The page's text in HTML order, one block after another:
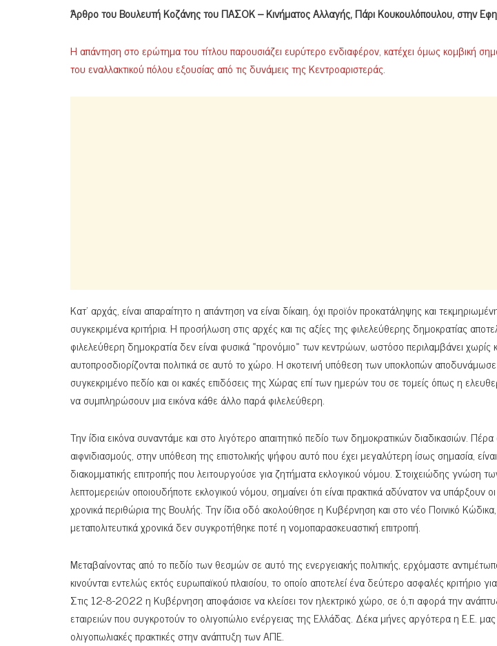
Άρθρο του Βουλευτή Κοζάνης του ΠΑΣΟΚ – Κινήματος Αλλαγής, Πάρι Κουκουλόπουλου, στην
Η απάντηση στο ερώτημα του τίτλου παρουσιάζει ευρύτερο ενδιαφέρον, κατέχει όμως κομβική
του εναλλακτικού πόλου εξουσίας από τις δυνάμεις της Κεντροαριστεράς.
Κατ’ αρχάς, είναι απαραίτητο η απάντηση να είναι δίκαιη, όχι προϊόν προκατάληψης και
συγκεκριμένα κριτήρια. Η προσήλωση στις αρχές και τις αξίες της φιλελεύθερης δημοκρατίας
φιλελεύθερη δημοκρατία δεν είναι φυσικά «προνόμιο» των κεντρώων, ωστόσο περιλαμβάνει χωρίς
αυτοπροσδιορίζονται πολιτικά σε αυτό το χώρο. Η σκοτεινή υπόθεση των υποκλοπών
συγκεκριμένο πεδίο και οι κακές επιδόσεις της Χώρας επί των ημερών του σε τομείς όπως η
να συμπληρώσουν μια εικόνα κάθε άλλο παρά φιλελεύθερη.
Την ίδια εικόνα συναντάμε και στο λιγότερο απαιτητικό πεδίο των δημοκρατικών διαδικασιών.
αιφνιδιασμούς, στην υπόθεση της επιστολικής ψήφου αυτό που έχει μεγαλύτερη ίσως σημασία,
διακομματικής επιτροπής που λειτουργούσε για ζητήματα εκλογικού νόμου. Στοιχειώδης γνώση
λεπτομερειών οποιουδήποτε εκλογικού νόμου, σημαίνει ότι είναι πρακτικά αδύνατον να υπάρξουν
χρονικά περιθώρια της Βουλής. Την ίδια οδό ακολούθησε η Κυβέρνηση και στο νέο Ποινικό
μεταπολιτευτικά χρονικά δεν συγκροτήθηκε ποτέ η νομοπαρασκευαστική επιτροπή.
Μεταβαίνοντας από το πεδίο των θεσμών σε αυτό της ενεργειακής πολιτικής, ερχόμαστε
κινούνται εντελώς εκτός ευρωπαϊκού πλαισίου, το οποίο αποτελεί ένα δεύτερο ασφαλές κριτήριο
Στις 12-8-2022 η Κυβέρνηση αποφάσισε να κλείσει τον ηλεκτρικό χώρο, σε ό,τι αφορά την
εταιρειών που συγκροτούν το ολιγοπώλιο ενέργειας της Ελλάδας. Δέκα μήνες αργότερα η Ε.Ε.
ολιγοπωλιακές πρακτικές στην ανάπτυξη των ΑΠΕ.